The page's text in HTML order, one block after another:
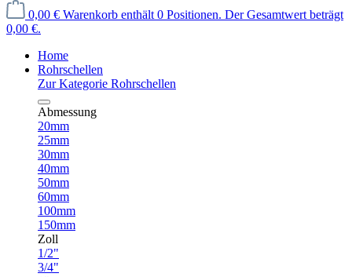
0,00 € Warenkorb enthält 0 Positionen. Der Gesamtwert beträgt
0,00 €.
Home
Rohrschellen
Zur Kategorie Rohrschellen
Abmessung
20mm
25mm
30mm
40mm
50mm
60mm
100mm
150mm
Zoll
1/2"
3/4"